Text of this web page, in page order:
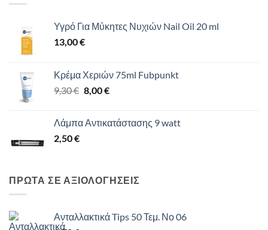
Υγρό Για Μύκητες Νυχιών Nail Oil 20 ml
13,00€
Κρέμα Χεριών 75ml Fubpunkt
9,30€ Original
9,30 €.
8,00€Η
είναι:
Λάμπα Αντικατάστασης 9 watt
2,50€
ΠΡΩΤΑ ΣΕ ΑΞΙΟΛΟΓΗΣΕΙΣ
Ανταλλακτικά Tips 50 Τεμ. Νο 06